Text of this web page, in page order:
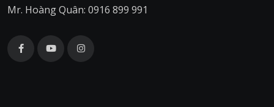
Mr. Hoàng Quân: 0916 899 991